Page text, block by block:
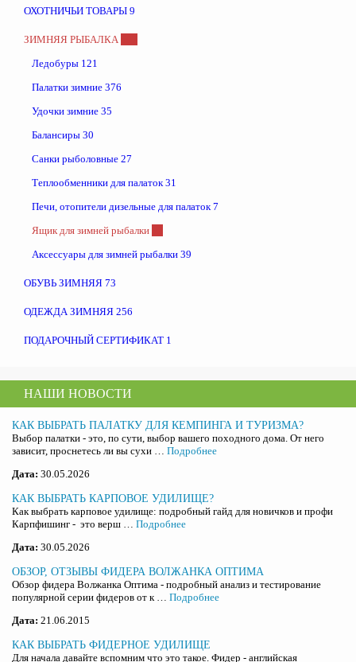
ОХОТНИЧЬИ ТОВАРЫ 9
ЗИМНЯЯ РЫБАЛКА
Ледобуры 121
Палатки зимние 376
Удочки зимние 35
Балансиры 30
Санки рыболовные 27
Теплообменники для палаток31
Печи, отопители дизельные для палаток7
Ящик для зимней рыбалки
Аксессуары для зимней рыбалки 39
ОБУВЬ ЗИМНЯЯ 73
ОДЕЖДА ЗИМНЯЯ 256
ПОДАРОЧНЫЙ СЕРТИФИКАТ 1
НАШИ НОВОСТИ
КАК ВЫБРАТЬ ПАЛАТКУ ДЛЯ КЕМПИНГА И ТУРИЗМА?
Выбор палатки - это, по сути, выбор вашего походного дома. От него
зависит, проснетесь ли вы сухи … Подробнее
Дата: 30.05.2026
КАК ВЫБРАТЬ КАРПОВОЕ УДИЛИЩЕ?
Как выбрать карповое удилище: подробный гайд для новичков и профи
Карпфишинг - это верш … Подробнее
Дата: 30.05.2026
ОБЗОР, ОТЗЫВЫ ФИДЕРА ВОЛЖАНКА ОПТИМА
Обзор фидера Волжанка Оптима - подробный анализ и тестирование
популярной серии фидеров от к … Подробнее
Дата: 21.06.2015
КАК ВЫБРАТЬ ФИДЕРНОЕ УДИЛИЩЕ
Для начала давайте вспомним что это такое. Фидер - английская